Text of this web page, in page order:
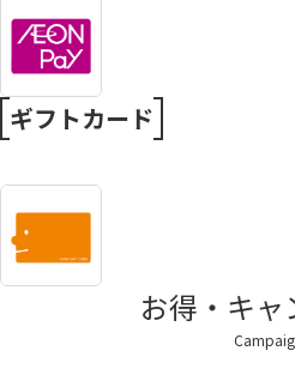
ギフトカード
お得・キャ